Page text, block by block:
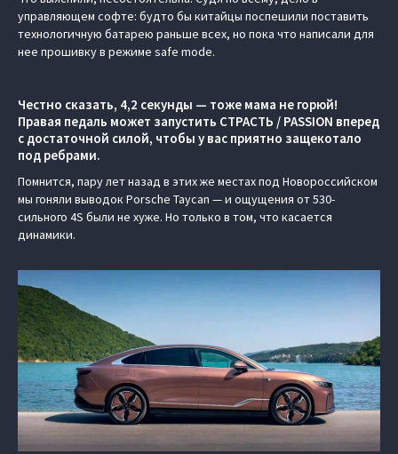
управляющем софте: будто бы китайцы поспешили поставить
технологичную батарею раньше всех, но пока что написали для
нее прошивку в режиме safe mode.
Честно сказать, 4,2 секунды — тоже мама не горюй!
Правая педаль может запустить СТРАСТЬ / PASSION вперед
с достаточной силой, чтобы у вас приятно защекотало
под ребрами.
Помнится, пару лет назад в этих же местах под Новороссийском
мы гоняли выводок Porsche Taycan — и ощущения от 530-
сильного 4S были не хуже. Но только в том, что касается
динамики.